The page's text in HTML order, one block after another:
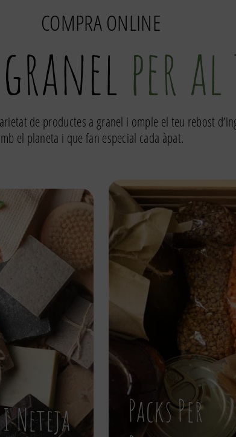
COMPRA ONLINE
per
de productes a granel i omple el teu rebost
el planeta i que fan especial cada àpat.
Neteja
Packs Per